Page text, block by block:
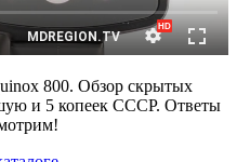
800. Обзор скрытых
и 5 копеек СССР. Ответы